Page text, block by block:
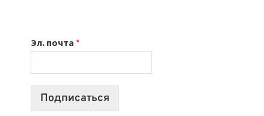
2026:
10
Эл. почта *
Подписаться